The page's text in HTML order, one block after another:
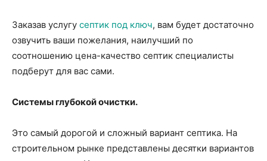
Заказав услугу септик под ключ, вам будет достаточно
озвучить ваши пожелания, наилучший по
соотношению цена-качество септик специалисты
подберут для вас сами.
Системы глубокой очистки.
Это самый дорогой и сложный вариант септика. На
строительном рынке представлены десятки вариантов